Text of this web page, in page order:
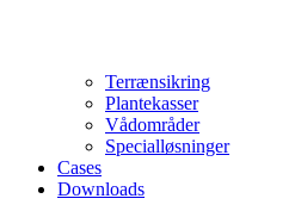
Terrænsikring
Plantekasser
Vådområder
Specialløsninger
Cases
Downloads